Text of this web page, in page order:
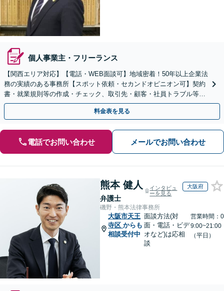
個人事業主・フリーランス
【関西エリア対応】【電話・WEB面談可】地域密着！50年以上企業法
務の実績のある事務所【スポット依頼・セカンドオピニオン可】契約
書・就業規則等の作成・チェック、取引先・顧客・社員トラブル等、
お気軽にご相談ください【事前予約で休日・夜間対応】
料金表を見る
電話でお問い合わせ メールでお問い合わせ
熊本 健人
弁護士
インタビュ
ーを見る
大阪府
磯野・熊本法律事務所
大阪市天王
寺区 からも
相談受付中
面談方法(対
面・電話・ビデ
オなど)は応相
談
営業時間：0
9:00~21:00
（平日）